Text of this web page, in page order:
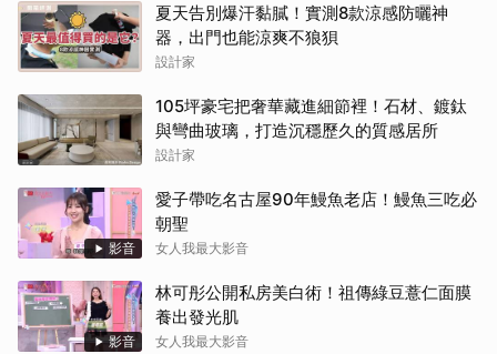
夏天告別爆汗黏膩！實測8款涼感防曬神
器，出門也能涼爽不狼狽
設計家
105坪豪宅把奢華藏進細節裡！石材、鍍鈦
與彎曲玻璃，打造沉穩歷久的質感居所
設計家
影音
愛子帶吃名古屋90年鰻魚老店！鰻魚三吃必
朝聖
女人我最大影音
影音
林可彤公開私房美白術！祖傳綠豆薏仁面膜
養出發光肌
女人我最大影音